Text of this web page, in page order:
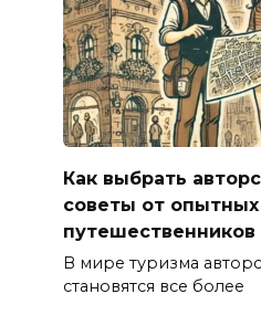
Как выбрать
советы от опытных
путешественников
В мире туризма
становятся все более